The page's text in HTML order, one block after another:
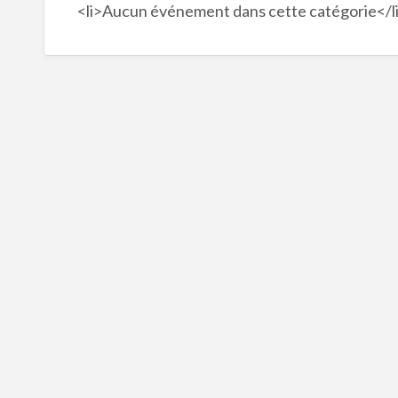
<li>Aucun événement dans cette catégorie</